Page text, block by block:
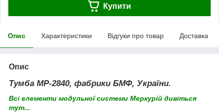
Купити
Опис Характеристики Відгуки про товар Доставка
Опис
Тумба МР-2840, фабрики БМФ, України.
Всі елементи модульної системи Меркурій дивіться
тут...